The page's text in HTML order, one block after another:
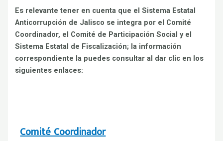
Es relevante tener en cuenta que el Sistema Estatal
Anticorrupción de Jalisco se integra por el Comité
Coordinador, el Comité de Participación Social y el
Sistema Estatal de Fiscalización; la información
correspondiente la puedes consultar al dar clic en los
siguientes enlaces:
Comité Coordinador